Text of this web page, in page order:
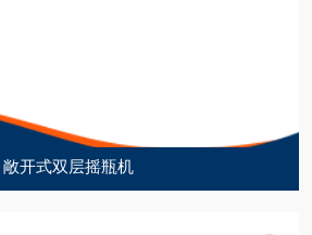
敞开式双层摇瓶机